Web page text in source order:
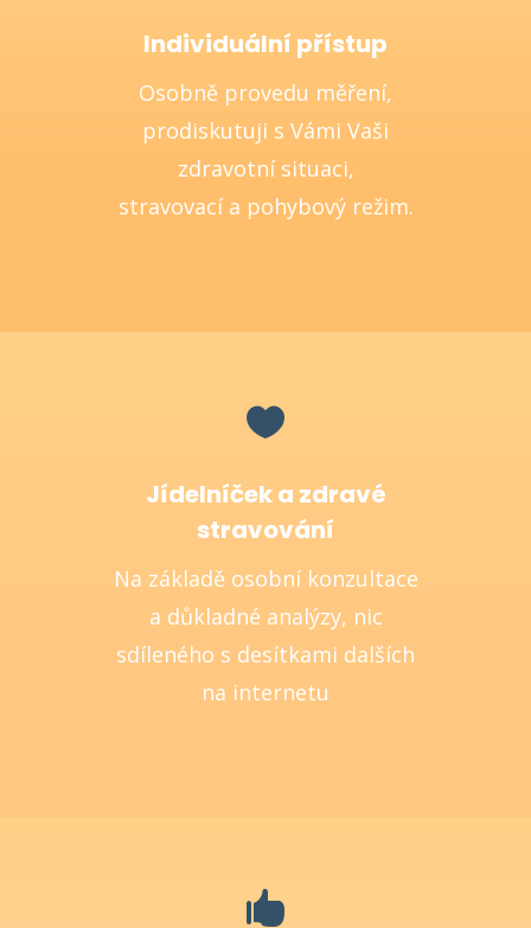
Individuální přístup
Osobně provedu měření,
prodiskutuji s Vámi Vaši
zdravotní situaci,
stravovací a pohybový režim.

Jídelníček a zdravé
stravování
Na základě osobní konzultace
a důkladné analýzy, nic
sdíleného s desítkami dalších
na internetu
